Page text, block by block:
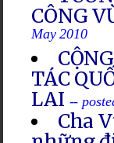
CÔNG
May 2010
TÁC
LAI --
Cha